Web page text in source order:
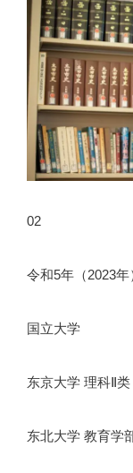
02
令和5年（2023年
国立大学
东京大学 理科Ⅱ类
东北大学 教育学